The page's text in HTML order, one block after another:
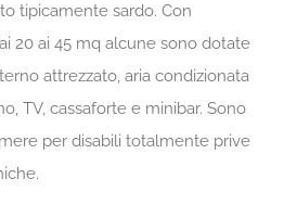
tipicamente sardo. Con
20 ai 45 mq alcune sono dotate
attrezzato, aria condizionata
TV, cassaforte e minibar. Sono
per disabili totalmente prive